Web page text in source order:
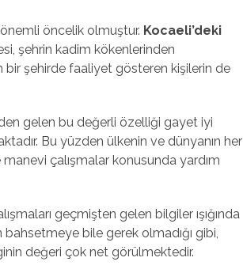
öncelik olmuştur. Kocaeli’deki
şehrin kadim kökenlerinden
şehirde faaliyet gösteren kişilerin de
gelen bu değerli özelliği gayet iyi
Bu yüzden ülkenin ve dünyanın her
çalışmalar konusunda yardım
geçmişten gelen bilgiler ışığında
bile gerek olmadığı gibi,
değeri çok net görülmektedir.